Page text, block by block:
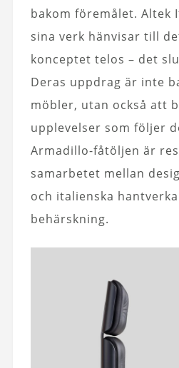
bakom föremålet. Altek
sina verk hänvisar till
konceptet telos – det
Deras uppdrag är inte
möbler, utan också att
upplevelser som följer
Armadillo-fåtöljen är
samarbetet mellan
och italienska
behärskning.